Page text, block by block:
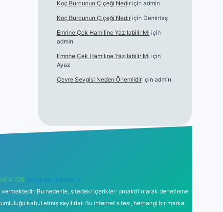
Koç Burcunun Çiçeği Nediriçin admin
Koç Burcunun Çiçeği Nediriçin Demirtaş
Emrine Çek Hamiline Yazılabilir Mi için
admin
Emrine Çek Hamiline Yazılabilir Mi için
Ayaz
Çevre Sevgisi Neden Önemlidiriçin admin
0 726 Telegram: @karabul
vermektedir. Bu nedenle, sitedeki içerikleri proaktif olarak denetleme
kabul etmiş sayılırlar. Bu internet sitesi, herhangi bir marka,